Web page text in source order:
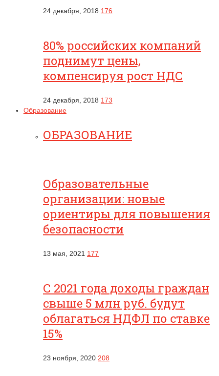
24 декабря, 2018 176
80% российских компаний
поднимут цены,
компенсируя рост НДС
24 декабря, 2018 173
Образование
ОБРАЗОВАНИЕ
Образовательные
организации: новые
ориентиры для повышения
безопасности
13 мая, 2021 177
С 2021 года доходы граждан
свыше 5 млн руб. будут
облагаться НДФЛ по ставке
15%
23 ноября, 2020 208